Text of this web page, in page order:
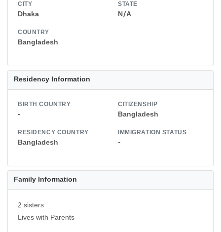
CITY
Dhaka
STATE
N/A
COUNTRY
Bangladesh
Residency Information
BIRTH COUNTRY
-
CITIZENSHIP
Bangladesh
RESIDENCY COUNTRY
Bangladesh
IMMIGRATION STATUS
-
Family Information
2 sisters
Lives with Parents